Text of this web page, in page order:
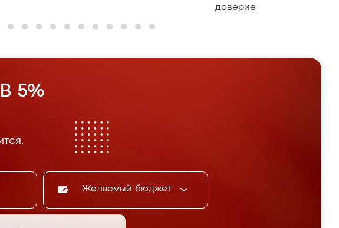
доверие
5%
Желаемый бюджет